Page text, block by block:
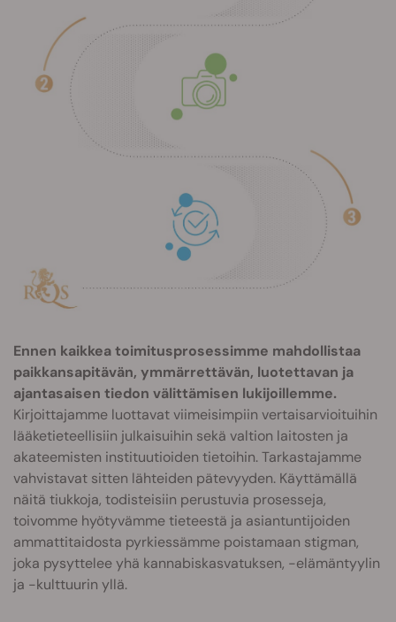
Ennen kaikkea toimitusprosessimme mahdollistaa
paikkansapitävän, ymmärrettävän, luotettavan ja
ajantasaisen tiedon välittämisen lukijoillemme.
Kirjoittajamme luottavat viimeisimpiin vertaisarvioituihin
lääketieteellisiin julkaisuihin sekä valtion laitosten ja
akateemisten instituutioiden tietoihin. Tarkastajamme
vahvistavat sitten lähteiden pätevyyden. Käyttämällä
näitä tiukkoja, todisteisiin perustuvia prosesseja,
toivomme hyötyvämme tieteestä ja asiantuntijoiden
ammattitaidosta pyrkiessämme poistamaan stigman,
joka pysyttelee yhä kannabiskasvatuksen, -elämäntyylin
ja -kulttuurin yllä.